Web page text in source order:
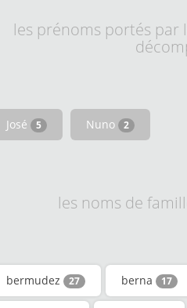
les prénoms portés
José 5 Nuno 2
les noms de
bermudez 27 berna 17